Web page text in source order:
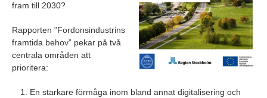
fram till 2030?
Rapporten ”Fordonsindustrins
framtida behov” pekar på två
centrala områden att
prioritera:
En starkare förmåga inom bland annat digitalisering och